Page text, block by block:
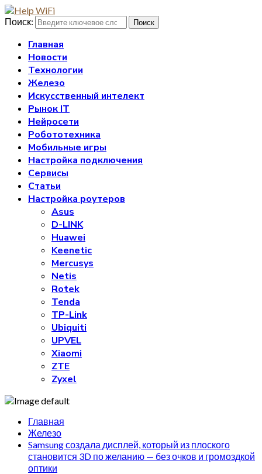
Поиск: Поиск
Главная
Новости
Технологии
Железо
Искусственный интелект
Рынок IT
Нейросети
Робототехника
Мобильные игры
Настройка подключения
Сервисы
Статьи
Настройка роутеров
Asus
D-LINK
Huawei
Keenetic
Mercusys
Netis
Rotek
Tenda
TP-Link
Ubiquiti
UPVEL
Xiaomi
ZTE
Zyxel
Главная
Железо
Samsung создала дисплей, который из плоского
становится 3D по желанию — без очков и громоздкой
оптики